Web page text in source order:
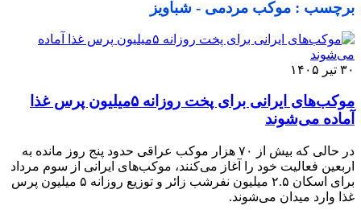
برچسب : موکب مردمی - شباویز
۳۰ تیر ۱۴۰۵
موکب‌های ایرانی برای پخت روزانه ۵میلیون پرس غذا
آماده می‌شوند
در حالی که بیش از ۷۰ هزار موکب عراقی حدود پنج روز مانده به
اربعین فعالیت خود را آغاز می‌کنند، موکب‌های ایرانی از سوم مرداد
برای اسکان ۲.۵ میلیون نفرشب زائر و توزیع روزانه ۵ میلیون پرس
غذا وارد میدان می‌شوند.